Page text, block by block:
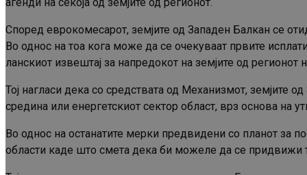
Според еврокомесарот, земјите од Западен Балкан се
Во однос на тоа кога може да се очекуваат првите
ланскиот извештај за напредокот на земјите од регионот
Тој нагласи дека со средствата од Механизмот, земјите
средина или енергетскиот сектор област, врз основа на
Во однос на останатите мерки предвидени со планот за
области каде што смета дека би можеле да се придвижи